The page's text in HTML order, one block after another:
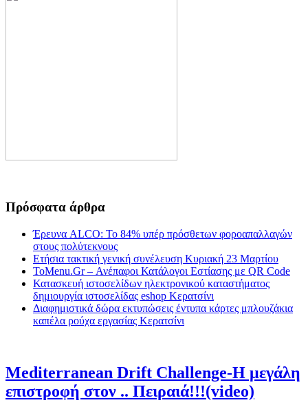
Πρόσφατα άρθρα
Έρευνα ALCO: Το 84% υπέρ πρόσθετων φοροαπαλλαγών
στους πολύτεκνους
Ετήσια τακτική γενική συνέλευση Κυριακή 23 Μαρτίου
ToMenu.Gr – Ανέπαφοι Κατάλογοι Εστίασης με QR Code
Κατασκευή ιστοσελίδων ηλεκτρονικού καταστήματος
δημιουργία ιστοσελίδας eshop Κερατσίνι
Διαφημιστικά δώρα εκτυπώσεις έντυπα κάρτες μπλουζάκια
καπέλα ρούχα εργασίας Κερατσίνι
Mediterranean Drift Challenge-Η μεγάλη
επιστροφή στον .. Πειραιά!!!(video)